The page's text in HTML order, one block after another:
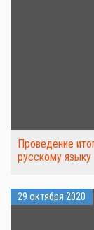
Проведение
русскому языку
29 октября 2020